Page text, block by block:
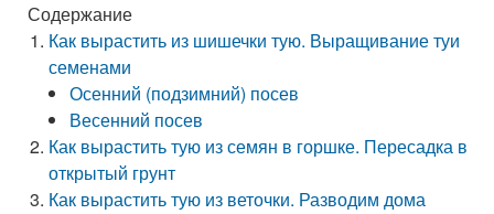
Содержание
Как вырастить из шишечки тую. Выращивание туи
семенами
Осенний (подзимний) посев
Весенний посев
Как вырастить тую из семян в горшке. Пересадка в
открытый грунт
Как вырастить тую из веточки. Разводим дома